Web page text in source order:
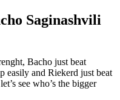
Saginashvili
Bacho just beat
easily and Riekerd just beat
see who’s the bigger